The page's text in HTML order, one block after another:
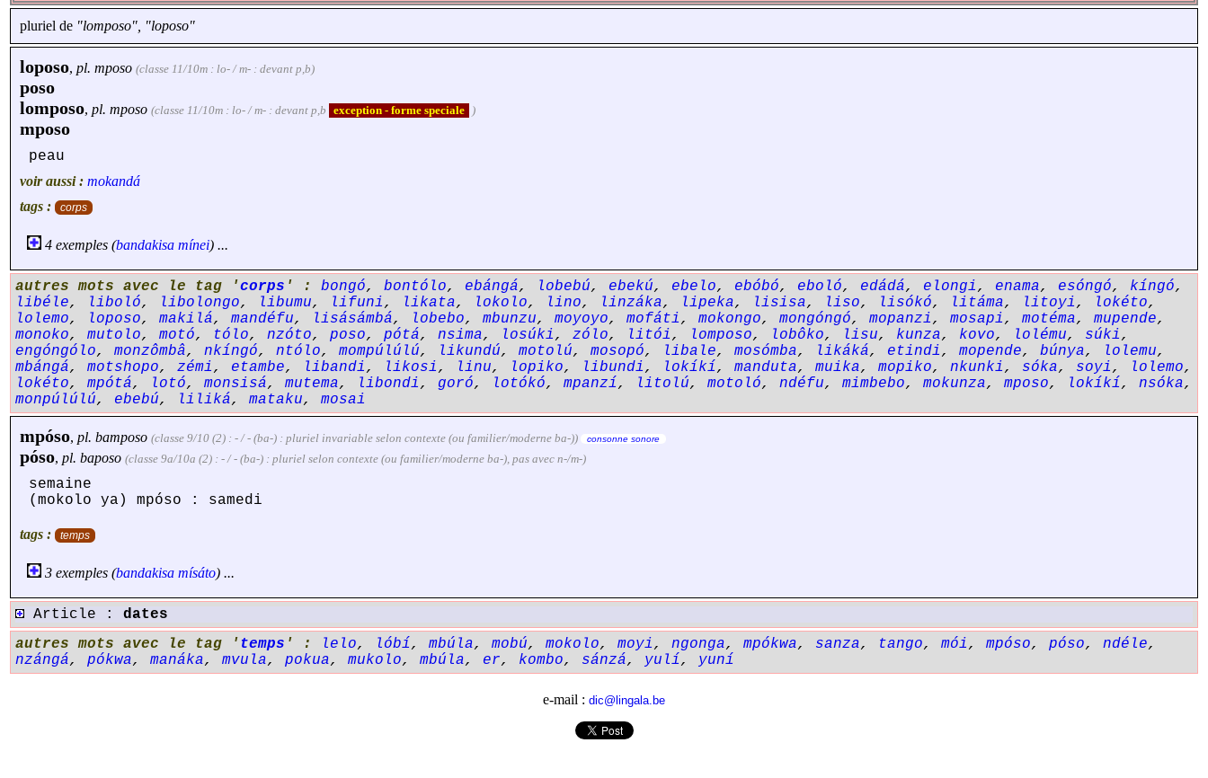
pluriel de "lomposo", "loposo"
loposo, pl. mposo (classe 11/10m : lo- / m- : devant p,b)
poso
lomposo, pl. mposo (classe 11/10m : lo- / m- : devant p,b exception - forme speciale )
mposo
peau
voir aussi : mokandá
tags :
corps
4 exemples (bandakisa mínei) ...
autres mots avec le tag 'corps ' : bongó, bontólo, ebángá, lobebú, ebekú, ebelo, ebóbó, eboló, edádá, elongi, enama, esóngó, kíngó,
libéle, liboló, libolongo, libumu, lifuni, likata, lokolo, lino, linzáka, lipeka, lisisa, liso, lisókó, litáma, litoyi, lokéto,
lolemo, loposo, makilá, mandéfu, lisásámbá, lobebo, mbunzu, moyoyo, mofáti, mokongo, mongóngó, mopanzi, mosapi, motéma, mupende,
monoko, mutolo, motó, tólo, nzóto, poso, pótá, nsima, losúki, zólo, litói, lomposo, lobôko, lisu, kunza, kovo, lolému, súki,
engóngólo, monzômbâ, nkíngó, ntólo, mompúlúlú, likundú, motolú, mosopó, libale, mosómba, likáká, etindi, mopende, búnya, lolemu,
mbángá, motshopo, zémi, etambe, libandi, likosi, linu, lopiko, libundi, lokíkí, manduta, muika, mopiko, nkunki, sóka, soyi, lolemo,
lokéto, mpótá, lotó, monsisá, mutema, libondi, goró, lotókó, mpanzí, litolú, motoló, ndéfu, mimbebo, mokunza, mposo, lokíkí, nsóka,
monpúlúlú, ebebú, liliká, mataku, mosai
mpóso, pl. bamposo (classe 9/10 (2) : - / - (ba-) : pluriel invariable selon contexte (ou familier/moderne ba-)) consonne sonore
póso, pl. baposo (classe 9a/10a (2) : - / - (ba-) : pluriel selon contexte (ou familier/moderne ba-), pas avec n-/m-)
semaine
(mokolo ya) mpóso : samedi
tags : temps
3 exemples (bandakisa mísáto) ...
Article : dates
autres mots avec le tag ' temps ' : lelo, lóbí, mbúla, mobú, mokolo, moyi, ngonga, mpókwa, sanza, tango, mói, mpóso, póso, ndéle,
nzángá, pókwa, manáka, mvula, pokua, mukolo, mbúla, er, kombo, sánzá, yulí, yuní
e-mail : dic@lingala.be